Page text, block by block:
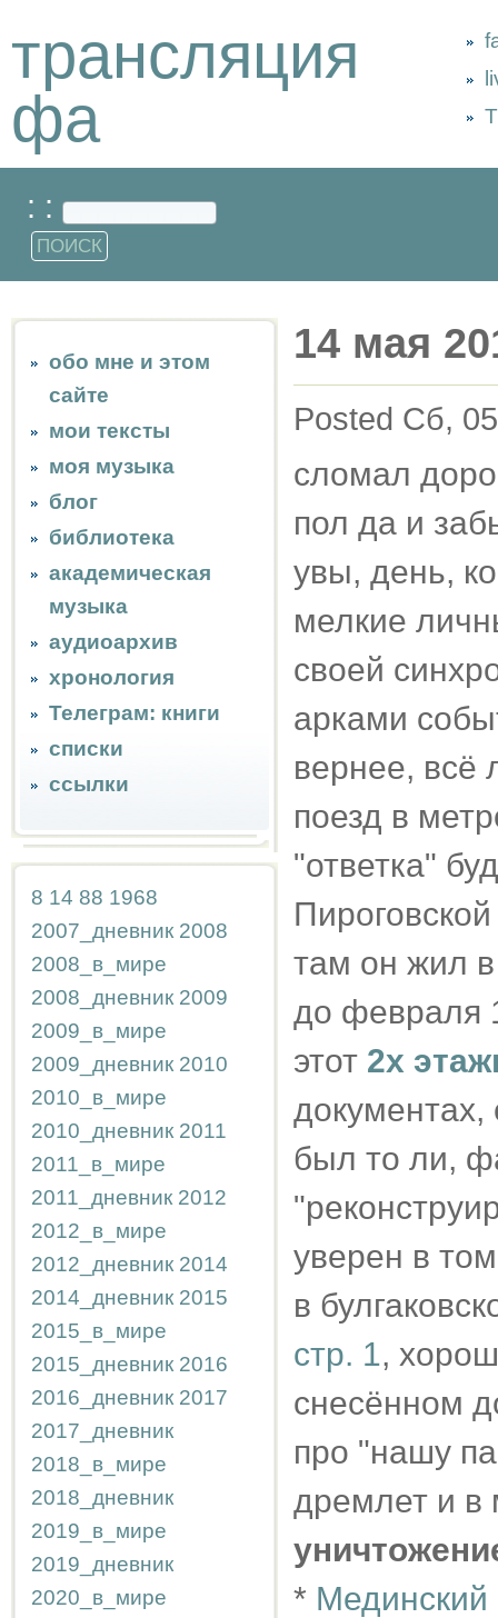
трансляция
фа
: :
обо мне и этом
сайте
мои тексты
моя музыка
блог
библиотека
академическая
музыка
аудиоархив
хронология
Телеграм: книги
списки
ссылки
8 14 88 1968
2007_дневник 2008
2008_в_мире
2008_дневник 2009
2009_в_мире
2009_дневник 2010
2010_в_мире
2010_дневник 2011
2011_в_мире
2011_дневник 2012
2012_в_мире
2012_дневник 2014
2014_дневник 2015
2015_в_мире
2015_дневник 2016
2016_дневник 2017
2017_дневник
2018_в_мире
2018_дневник
2019_в_мире
2019_дневник
2020_в_мире
14 мая
Posted Сб,
сломал
пол да и
увы, день,
мелкие
своей
арками
вернее, всё
поезд в
"ответка"
там он жил в
до февраля
этот 2х
документах,
был то ли,
уверен в
в
стр. 1,
снесённом
про "нашу
дремлет и в
* Мединский